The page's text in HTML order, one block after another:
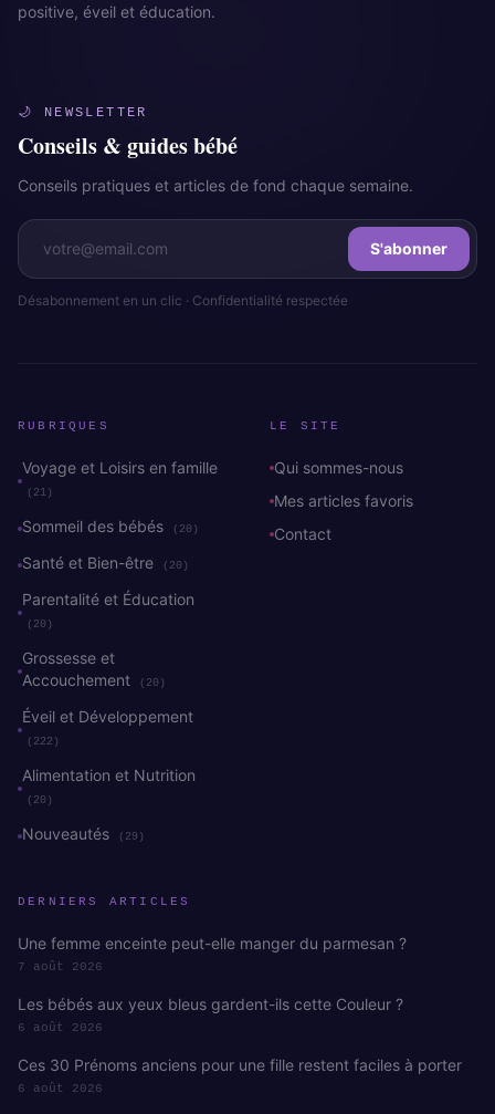
positive, éveil et éducation.
🌙 NEWSLETTER
Conseils & guides bébé
Conseils pratiques et articles de fond chaque semaine.
S'abonner
Désabonnement en un clic · Confidentialité respectée
RUBRIQUES
Voyage et Loisirs en famille
(21)
Sommeil des bébés (20)
Santé et Bien-être (20)
Parentalité et Éducation
(20)
Grossesse et
Accouchement
(20)
Éveil et Développement
(222)
Alimentation et Nutrition
(20)
Nouveautés (29)
LE SITE
Qui sommes-nous
Mes articles favoris
Contact
DERNIERS ARTICLES
Une femme enceinte peut-elle manger du parmesan ?
7 août 2026
Les bébés aux yeux bleus gardent-ils cette Couleur ?
6 août 2026
Ces 30 Prénoms anciens pour une fille restent faciles à porter
6 août 2026